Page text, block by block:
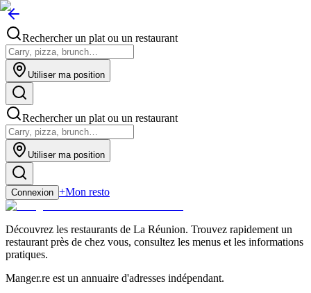
Rechercher un plat ou un restaurant
Utiliser ma position
Rechercher un plat ou un restaurant
Utiliser ma position
Connexion +Mon resto
Découvrez les restaurants de La Réunion. Trouvez rapidement un
restaurant près de chez vous, consultez les menus et les informations
pratiques.
Manger.re est un annuaire d'adresses indépendant.